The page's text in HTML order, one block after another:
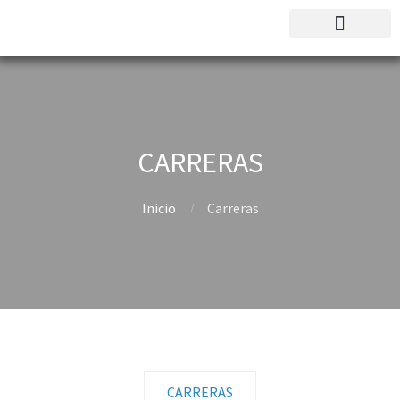
CARRERAS
Inicio Carreras
CARRERAS